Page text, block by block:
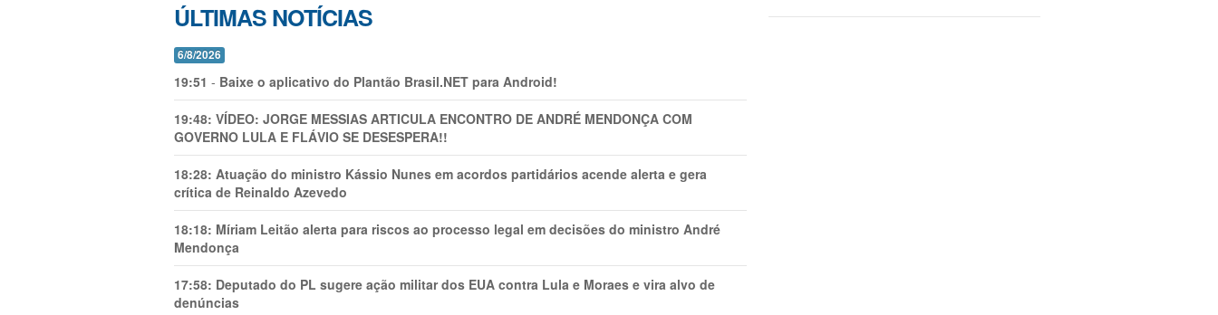
ÚLTIMAS NOTÍCIAS
6/8/2026
19:51 - Baixe o aplicativo do Plantão Brasil.NET para Android!
19:48: VÍDEO: JORGE MESSIAS ARTICULA ENCONTRO DE ANDRÉ MENDONÇA COM
GOVERNO LULA E FLÁVIO SE DESESPERA!!
18:28: Atuação do ministro Kássio Nunes em acordos partidários acende alerta e gera
crítica de Reinaldo Azevedo
18:18: Míriam Leitão alerta para riscos ao processo legal em decisões do ministro André
Mendonça
17:58: Deputado do PL sugere ação militar dos EUA contra Lula e Moraes e vira alvo de
denúncias